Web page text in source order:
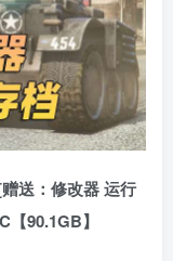
送：修改器 运行
90.1GB】